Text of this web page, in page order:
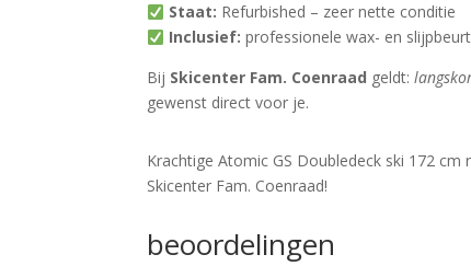
Staat: Refurbished – zeer nette conditie
Inclusief: professionele wax- en slijpbeurt
Bij Skicenter Fam. Coenraad geldt:
gewenst direct voor je.
Krachtige Atomic GS Doubledeck ski 172
Skicenter Fam. Coenraad!
beoordelingen